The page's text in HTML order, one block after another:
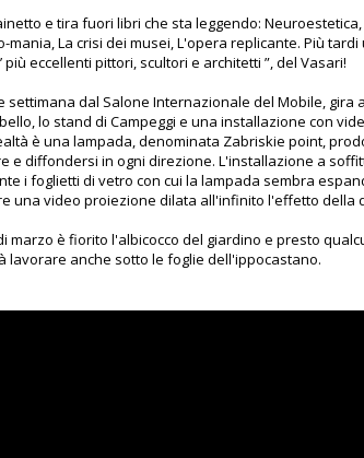
e tira fuori libri che sta leggendo:
mania, La crisi dei musei, L'opera replicante. Più
più eccellenti pittori, scultori e architetti ”, del Vasari!
settimana dal Salone Internazionale del Mobile, gira
lo stand di Campeggi e una installazione con
è una lampada, denominata Zabriskie point,
e diffondersi in ogni direzione. L'installazione a
i foglietti di vetro con cui la lampada sembra
una video proiezione dilata all'infinito l'effetto della
marzo è fiorito l'albicocco del giardino e presto
lavorare anche sotto le foglie dell'ippocastano.